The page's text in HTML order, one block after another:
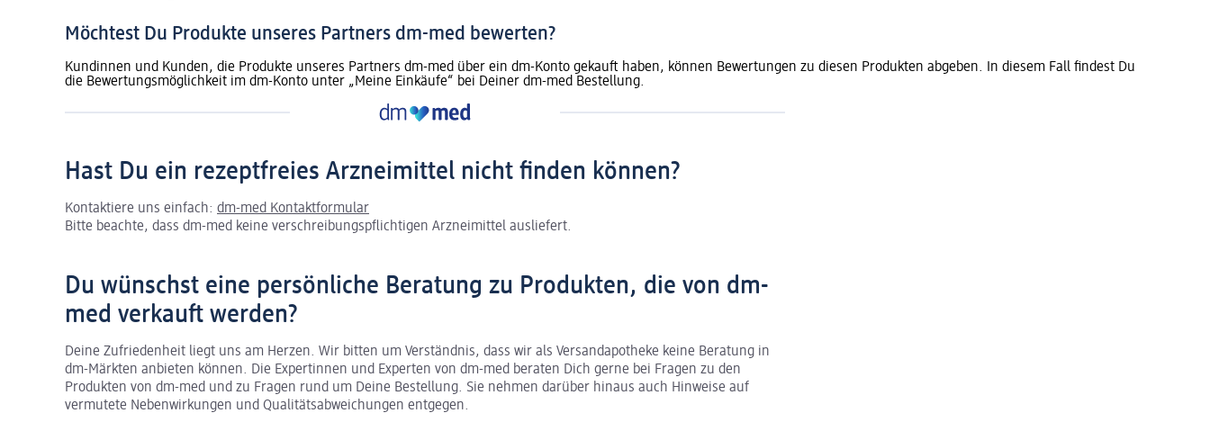
Möchtest Du Produkte unseres Partners dm-med bewerten?
Kundinnen und Kunden, die Produkte unseres Partners dm-med über ein dm-Konto gekauft haben, können Bewertungen zu diesen Produkten abgeben. In diesem Fall findest Du
die Bewertungsmöglichkeit im dm-Konto unter „Meine Einkäufe“ bei Deiner dm-med Bestellung.
Hast Du ein rezeptfreies Arzneimittel nicht finden können?
Kontaktiere uns einfach: dm-med Kontaktformular
Bitte beachte, dass dm-med keine verschreibungspflichtigen Arzneimittel ausliefert.
Du wünschst eine persönliche Beratung zu Produkten, die von dm-
med verkauft werden?
Deine Zufriedenheit liegt uns am Herzen. Wir bitten um Verständnis, dass wir als Versandapotheke keine Beratung in
dm-Märkten anbieten können. Die Expertinnen und Experten von dm-med beraten Dich gerne bei Fragen zu den
Produkten von dm-med und zu Fragen rund um Deine Bestellung. Sie nehmen darüber hinaus auch Hinweise auf
vermutete Nebenwirkungen und Qualitätsabweichungen entgegen.